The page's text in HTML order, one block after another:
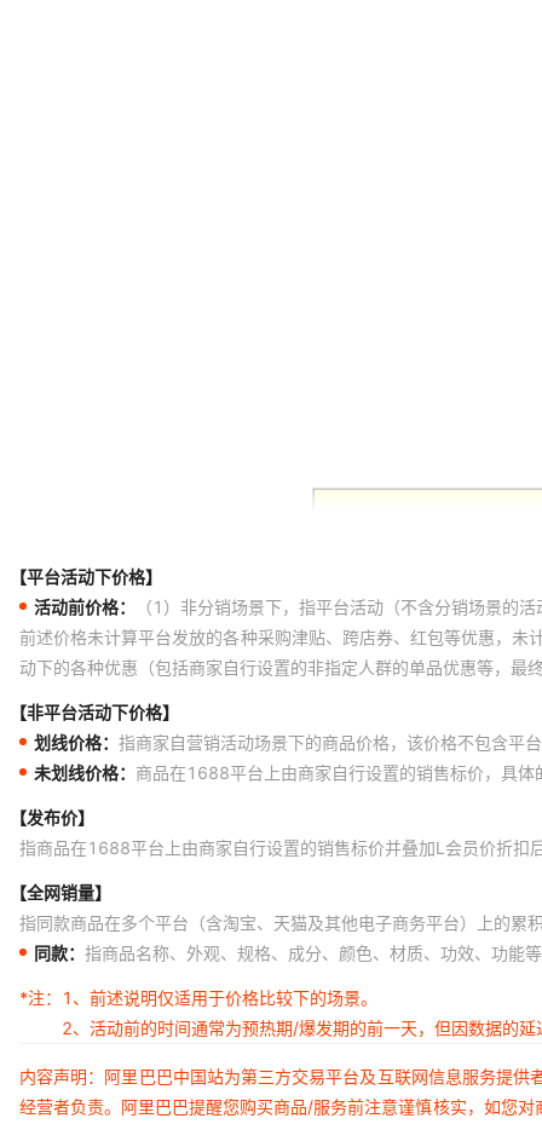
【平台活动下价格】
活动前价格：
（1）非分销场景下，指平台活动（不含分销场景的
前述价格未计算平台发放的各种采购津贴、跨店券、红包等优惠，
动下的各种优惠（包括商家自行设置的非指定人群的单品优惠等，
【非平台活动下价格】
划线价格： 指商家自营销活动场景下的商品价格，该价格不包含平
未划线价格： 商品在1688平台上由商家自行设置的销售标价，具
【发布价】
指商品在1688平台上由商家自行设置的销售标价并叠加L会员价折扣
【全网销量】
指同款商品在多个平台（含淘宝、天猫及其他电子商务平台）上的累
同款： 指商品名称、外观、规格、成分、颜色、材质、功效、功能
*注：
1、前述说明仅适用于价格比较下的场景。
2、活动前的时间通常为预热期/爆发期的前一天，但因数据的
内容声明：阿里巴巴中国站为第三方交易平台及互联网信息服务提
经营者负责。阿里巴巴提醒您购买商品/服务前注意谨慎核实，如您